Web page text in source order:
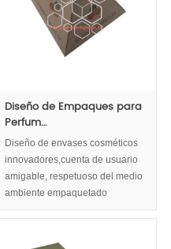
Diseño de Empaques para
Perfum…
Diseño de envases cosméticos
innovadores,cuenta de usuario
amigable, respetuoso del medio
ambiente empaquetado
cosmético,envases cosméticos
las cajas de empaquetado